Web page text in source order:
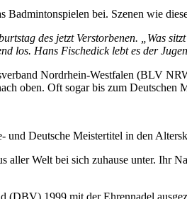
bei. Szenen wie
des jetzt Verstorbenen. „Was
los. Hans Fischedick lebt es der
Nordrhein-Westfalen (BLV
oben. Oft sogar bis zum Deutschen
und Deutsche Meistertitel in den
Welt bei sich zuhause unter. Ihr
(DBV) 1999 mit der Ehrennadel